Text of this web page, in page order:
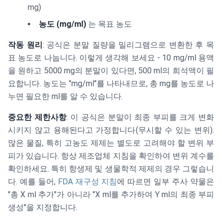
mg)
농도 (mg/ml) 는 목표 농도
작동 원리: 공식은 분말 질량을 밀리그램으로 변환한 후 목
표 농도로 나눕니다. 이렇게 생각해 보세요 - 10 mg/ml 용액
을 원하고 5000 mg의 분말이 있다면, 500 ml의 희석액이 필
요합니다. 농도는 "mg/ml"를 나타내므로, 총 mg를 농도로 나
누면 필요한 ml를 알 수 있습니다.
중요한 제한사항: 이 공식은 분말이 최종 부피를 크게 변화
시키지 않고 용해된다고 가정합니다(무시할 수 있는 변위).
많은 물질, 특히 고농도 제제는 별도로 고려해야 할 변위 부
피가 있습니다. 항상 제조업체 지침을 확인하여 변위 계수를
확인하세요. 특히 항생제 및 생물학적 제제의 경우 그렇습니
다. 예를 들어, FDA 재구성 지침에 따르면 일부 주사 약물은
"총 X ml 추가"가 아니라 "X ml를 추가하여 Y ml의 최종 부피
생성"을 지정합니다.